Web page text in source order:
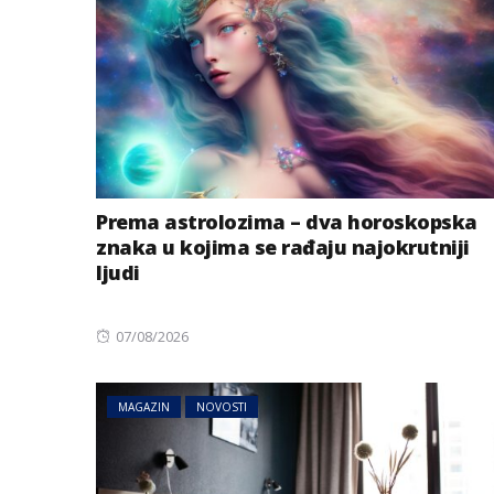
Prema astrolozima – dva horoskopska
znaka u kojima se rađaju najokrutniji
ljudi
Posted
07/08/2026
MAGAZIN NOVOSTI